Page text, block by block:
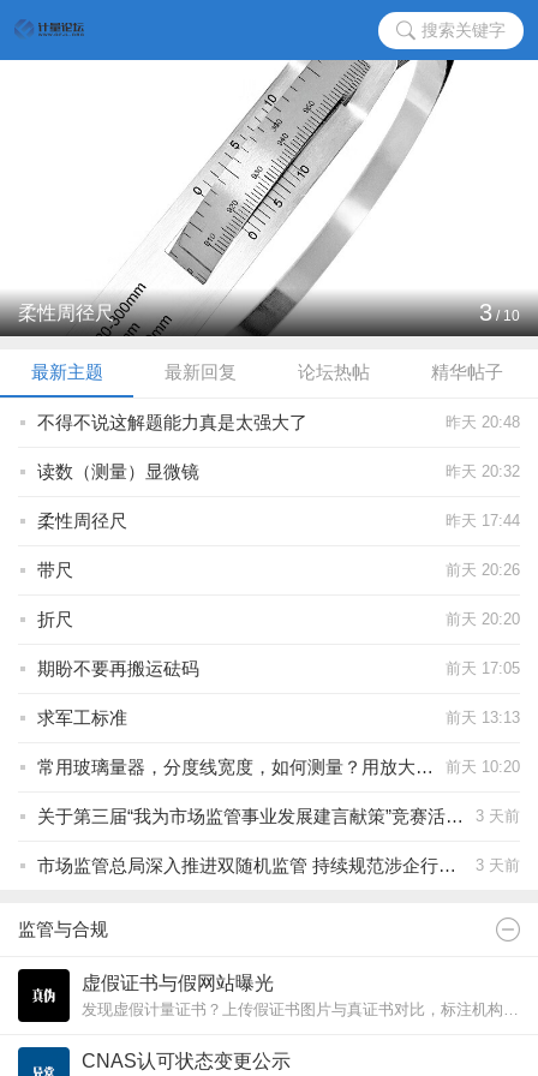
搜索关键字
柔性周径尺 3/10
最新主题 最新回复 论坛热帖 精华帖子
昨天 20:48
不得不说这解题能力真是太强大了
昨天 20:32
读数（测量）显微镜
昨天 17:44
柔性周径尺
前天 20:26
带尺
前天 20:20
折尺
前天 17:05
期盼不要再搬运砝码
前天 13:13
求军工标准
前天 10:20
常用玻璃量器，分度线宽度，如何测量？用放大镜？
3 天前
关于第三届“我为市场监管事业发展建言献策”竞赛活动优秀论文和入围论文的公示
3 天前
市场监管总局深入推进双随机监管 持续规范涉企行政检查
监管与合规
虚假证书与假网站曝光
发现虚假计量证书？上传假证书图片与真证书对比，标注机构名称和证书编号，帮助行业同仁识别真伪。
CNAS认可状态变更公示